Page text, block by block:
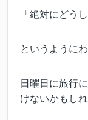
「絶対にどう
というように
日曜日に旅行
けないかもし